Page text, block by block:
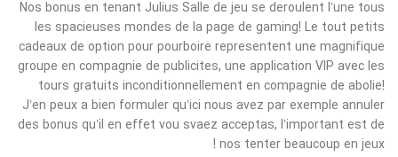
Nos bonus en tenant Julius Salle de jeu se deroulent l’une tous
les spacieuses mondes de la page de gaming! Le tout petits
cadeaux de option pour pourboire representent une magnifique
groupe en compagnie de publicites, une application VIP avec les
tours gratuits inconditionnellement en compagnie de abolie!
J’en peux a bien formuler qu’ici nous avez par exemple annuler
des bonus qu’il en effet vou svaez acceptas, l’important est de
nos tenter beaucoup en jeux !